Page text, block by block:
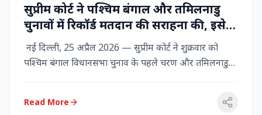
सुप्रीम कोर्ट ने पश्चिम बंगाल और तमिलनाडु
चुनावों में रिकॉर्ड मतदान की सराहना की, इसे
नागरिक शक्ति का प्रदर्शन बताया
नई दिल्ली, 25 अप्रैल 2026 — सुप्रीम कोर्ट ने शुक्रवार को
पश्चिम बंगाल विधानसभा चुनाव के पहले चरण और तमिलनाडु
Read More